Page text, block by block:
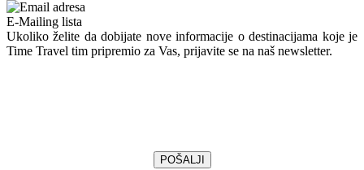
E-Mailing lista
Ukoliko želite da dobijate nove informacije o destinacijama koje je
Time Travel tim pripremio za Vas, prijavite se na naš newsletter.